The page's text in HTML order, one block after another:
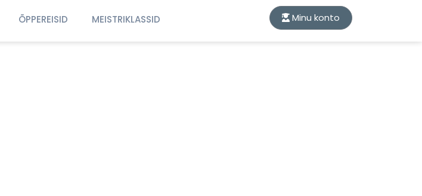
ÕPPEREISID MEISTRIKLASSID Minu konto